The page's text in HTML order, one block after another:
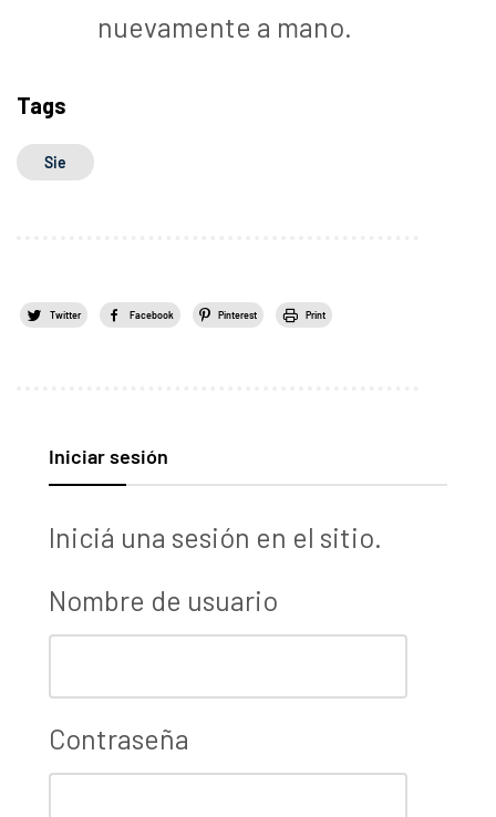
nuevamente a mano.
Tags
Sie
Twitter Facebook Pinterest Print
Iniciar sesión
Iniciá una sesión en el sitio.
Nombre de usuario
Contraseña